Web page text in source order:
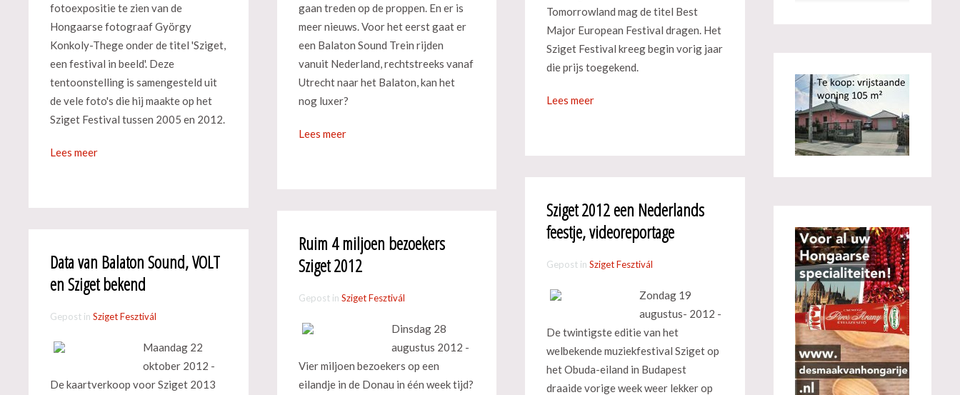
fotoexpositie te zien van de
Hongaarse fotograaf György
Konkoly-Thege onder de titel 'Sziget,
een festival in beeld'. Deze
tentoonstelling is samengesteld uit
de vele foto's die hij maakte op het
Sziget Festival tussen 2005 en 2012.
Lees meer
Data van Balaton Sound, VOLT
en Sziget bekend
Gepost in Sziget Fesztivál
Maandag 22
oktober 2012 -
De kaartverkoop voor Sziget 2013
gaan treden op de proppen. En er is
meer nieuws. Voor het eerst gaat er
een Balaton Sound Trein rijden
vanuit Nederland, rechtstreeks vanaf
Utrecht naar het Balaton, kan het
nog luxer?
Lees meer
Ruim 4 miljoen bezoekers
Sziget 2012
Gepost in Sziget Fesztivál
Dinsdag 28
augustus 2012 -
Vier miljoen bezoekers op een
eilandje in de Donau in één week tijd?
Tomorrowland mag de titel Best
Major European Festival dragen. Het
Sziget Festival kreeg begin vorig jaar
die prijs toegekend.
Lees meer
Sziget 2012 een Nederlands
feestje, videoreportage
Gepost inSziget Fesztivál
Zondag 19
augustus- 2012 -
De twintigste editie van het
welbekende muziekfestival Sziget op
het Obuda-eiland in Budapest
draaide vorige week weer lekker op